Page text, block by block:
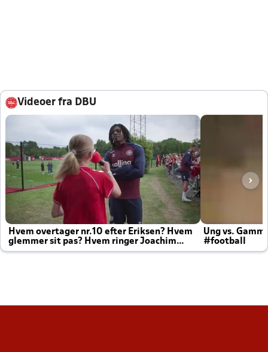
Videoer fra DBU
Hvem overtager nr.10 efter Eriksen? Hvem
glemmer sit pas? Hvem ringer Joachim
altid til efter kampe?
Ung vs.
#football